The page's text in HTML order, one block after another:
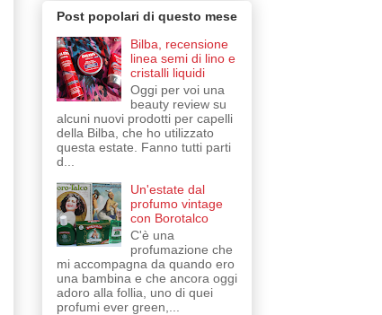
Post popolari di questo mese
Bilba, recensione
linea semi di lino e
cristalli liquidi
Oggi per voi una
beauty review su
alcuni nuovi prodotti per capelli
della Bilba, che ho utilizzato
questa estate. Fanno tutti parti
d...
Un'estate dal
profumo vintage
con Borotalco
C'è una
profumazione che
mi accompagna da quando ero
una bambina e che ancora oggi
adoro alla follia, uno di quei
profumi ever green,...